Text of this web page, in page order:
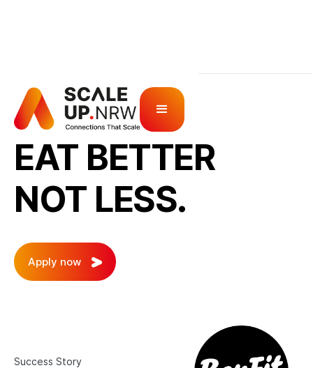
SCALE IT UP
EAT BETTER
NOT LESS.
Apply now
Success Story